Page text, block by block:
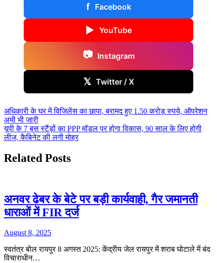
f Facebook
▶ YouTube
📷 Instagram
𝕏 Twitter / X
Post
navigation
अधिकारी के घर में विजिलेंस का छापा, बरामद हुए 1.50 करोड़ रुपये, ऑपरेशन
अभी भी जारी
यूपी के 7 बस स्टैंड़ों का PPP मॉडल पर होगा विकास, 90 साल के लिए होगी
लीज, कैबिनेट की लगी मोहर
Related Posts
अनवर ढेबर के बेटे पर बड़ी कार्यवाही, गैर जमानती
धाराओं में FIR दर्ज
August 8, 2025
स्वतंत्र बोल रायपुर 8 अगस्त 2025: केंद्रीय जेल रायपुर में शराब घोटाले में बंद
विचाराधीन…